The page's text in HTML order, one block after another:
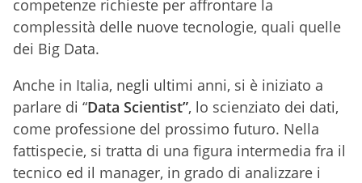
competenze richieste per affrontare la
complessità delle nuove tecnologie, quali quelle
dei Big Data.
Anche in Italia, negli ultimi anni, si è iniziato a
parlare di “Data Scientist”, lo scienziato dei dati,
come professione del prossimo futuro. Nella
fattispecie, si tratta di una figura intermedia fra il
tecnico ed il manager, in grado di analizzare i